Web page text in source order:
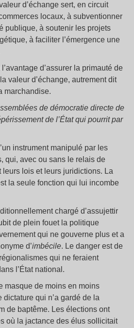
d’échange sert, en circuit
locaux, à subventionner
publique, à soutenir les projets
à faciliter l’émergence une
d’assurer la primauté de
valeur d’échange, autrement dit
marchandise.
de démocratie directe de
de l’État qui pourrit par
instrument manipulé par les
qui, avec ou sans le relais de
leurs lois et leurs juridictions. La
la seule fonction qui lui incombe
chargé d’assujettir
de plein fouet la politique
qui ne gouverne plus et a
d’imbécile. Le danger est de
qui ne feraient
l’État national.
masque de moins en moins
dictature qui n’a gardé de la
de baptême. Les élections ont
où la jactance des élus sollicitait